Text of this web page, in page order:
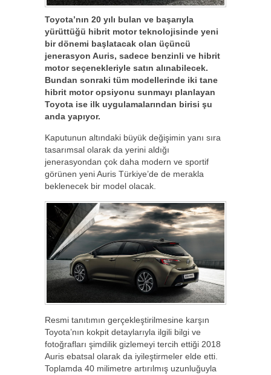
Toyota’nın 20 yılı bulan ve başarıyla
yürüttüğü hibrit motor teknolojisinde yeni
bir dönemi başlatacak olan üçüncü
jenerasyon Auris, sadece benzinli ve hibrit
motor seçenekleriyle satın alınabilecek.
Bundan sonraki tüm modellerinde iki tane
hibrit motor opsiyonu sunmayı planlayan
Toyota ise ilk uygulamalarından birisi şu
anda yapıyor.
Kaputunun altındaki büyük değişimin yanı sıra
tasarımsal olarak da yerini aldığı
jenerasyondan çok daha modern ve sportif
görünen yeni Auris Türkiye’de de merakla
beklenecek bir model olacak.
Resmi tanıtımın gerçekleştirilmesine karşın
Toyota’nın kokpit detaylarıyla ilgili bilgi ve
fotoğrafları şimdilik gizlemeyi tercih ettiği 2018
Auris ebatsal olarak da iyileştirmeler elde etti.
Toplamda 40 milimetre artırılmış uzunluğuyla